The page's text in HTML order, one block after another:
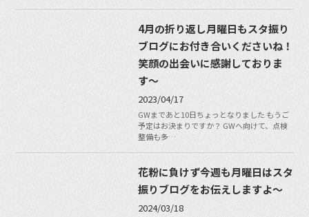
4月の折り返し月曜日もスタ振り
ブログにお付き合いくださいね！
笑顔の出会いに感謝しておりま
す〜
2023/04/17
GWまであと10日ちょっとなりました もうご
予定はお決まりですか？ GWへ向けて、点検
整備も多…
花粉に負けず今週も月曜日はスタ
振りブログをお伝えしますよ～
2024/03/18